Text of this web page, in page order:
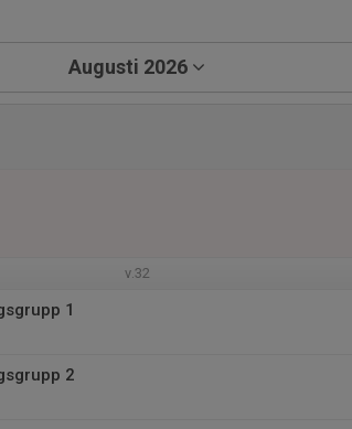
Augusti 2026
v.32
1
2